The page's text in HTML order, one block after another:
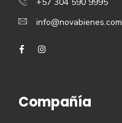
info@novabienes.com
Compañía